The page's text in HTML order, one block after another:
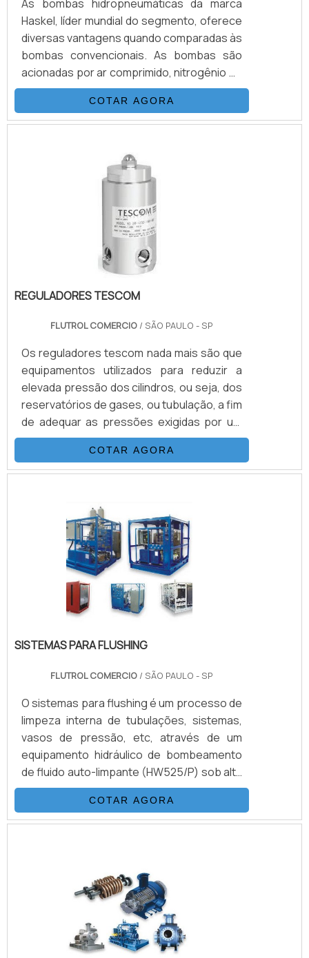
As bombas hidropneumáticas da marca
Haskel, líder mundial do segmento, oferece
diversas vantagens quando comparadas às
bombas convencionais. As bombas são
acionadas por ar comprimido, nitrogênio ou
manualmente e não precisa de combustão
para funcionar. De fácil instalação, as
bombas operam sem qualquer
sem lubrificação contínua. Mantêm a
pressão sem qualquer consumo extra de
fácil e são ideias para aplicação em áreas.
COTAR AGORA
REGULADORES TESCOM
FLUTROL COMERCIO / SÃO PAULO - SP
Os reguladores tescom nada mais são que
equipamentos utilizados para reduzir a
elevada pressão dos cilindros, ou seja, dos
reservatórios de gases, ou tubulação, a fim
de adequar as pressões exigidas por um
determinado equipamento ou projeto.São
utensílios desenhados para que haja
compatibilidade somente com os gases
existência é trivial para o funcionamento
seguro e adequado do sistema ao qual o
regulador de pressão é
designado.VANTAGENS FUNDAMENTAIS EM
COTAR AGORA
SISTEMAS PARA FLUSHING
FLUTROL COMERCIO / SÃO PAULO - SP
O sistemas para flushing é um processo de
limpeza interna de tubulações, sistemas,
vasos de pressão, etc, através de um
equipamento hidráulico de bombeamento
de fluido auto-limpante (HW525/P) sob alta
pressão e vazão. Com objetivo de obter
uma classe de limpeza desejada de acordo
com os procedimentos pré-estabelecidos
possível conferir quais as vantagens em
contar com este tipo de equipamento:
Melhor custo-benefício do mercado.
COTAR AGORA